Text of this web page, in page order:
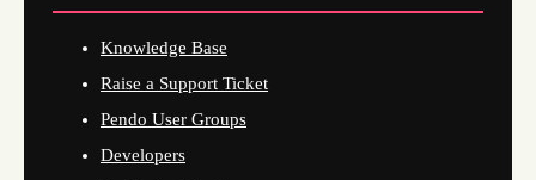
Knowledge Base
Raise a Support Ticket
Pendo User Groups
Developers